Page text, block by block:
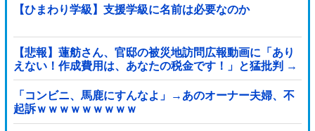
【ひまわり学級】支援学級に名前は必要なのか
【悲報】蓮舫さん、官邸の被災地訪問広報動画に「あり
えない！作成費用は、あなたの税金です！」と猛批判 →
ネットからは巨大ブーメランを指摘する声 ｗｗｗｗｗｗ
ｗ
「コンビニ、馬鹿にすんなよ」→あのオーナー夫婦、不
起訴ｗｗｗｗｗｗｗｗｗ